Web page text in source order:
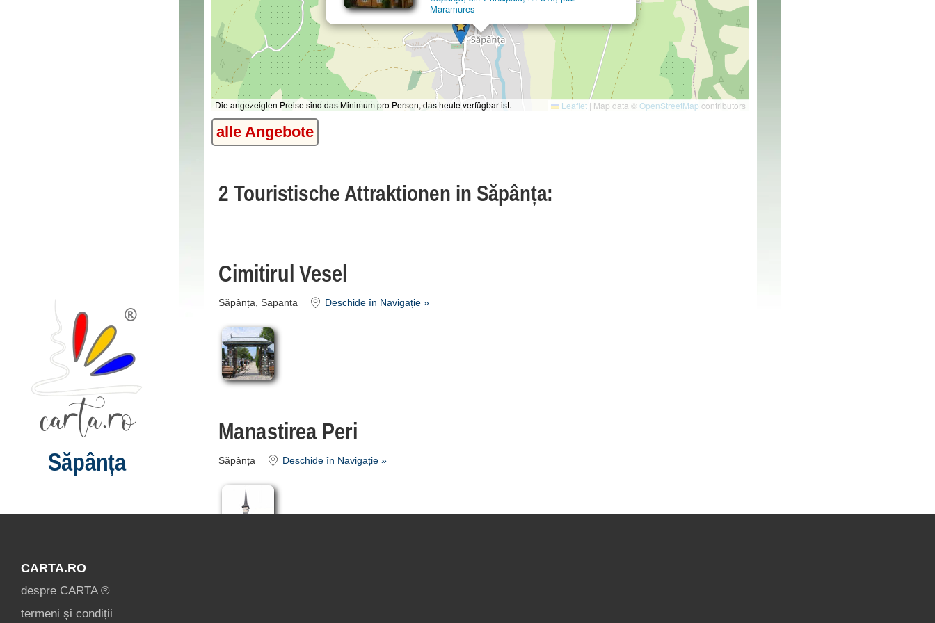
Die angezeigten Preise sind das Minimum pro Person, das heute verfügbar ist.
Maramures
Leaflet | Map data ©OpenStreetMap contributors
alle Angebote
2 Touristische Attraktionen in Săpânța:
Cimitirul Vesel
Săpânța, Sapanta Deschide în Navigație »
Manastirea Peri
Săpânța Deschide în Navigație »
Săpânța
CARTA.RO
despre CARTA ®
termeni și condiții